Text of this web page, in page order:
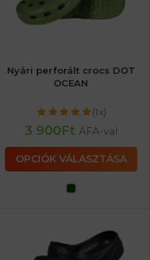
Nyári perforált crocs DOT
OCEAN
(1x)
3 900Ft ÁFA-val
OPCIÓK VÁLASZTÁSA